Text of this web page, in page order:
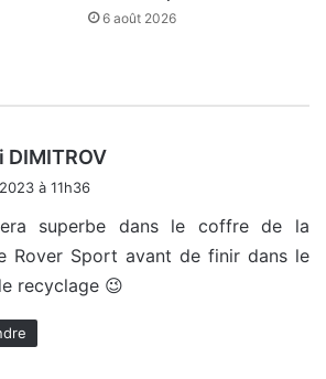
6 août 2026
DIMITROV
:
à 11h36
superbe dans le coffre de la
Rover Sport avant de finir dans le
recyclage 😉